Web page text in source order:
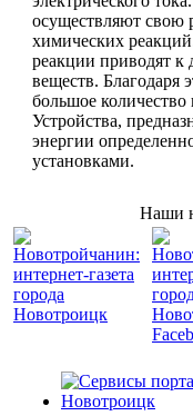
осуществляют свою
химических
реакции приводят
веществ. Благодаря
большое количество
Устройства,
энергии
установками.
Наши